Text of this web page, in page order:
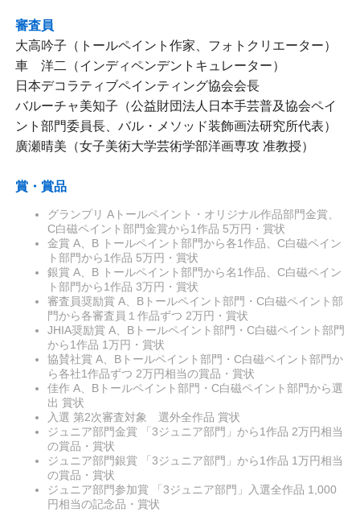
審査員
大高吟子（トールペイント作家、フォトクリエーター）
車 洋二（インディペンデントキュレーター）
日本デコラティブペインティング協会会長
バルーチャ美知子（公益財団法人日本手芸普及協会ペイ
ント部門委員長、バル・メソッド装飾画法研究所代表）
廣瀬晴美（女子美術大学芸術学部洋画専攻 准教授）
賞・賞品
グランプリ Aトールペイント・オリジナル作品部門金賞、
C白磁ペイント部門金賞から1作品 5万円・賞状
金賞 A、B トールペイント部門から各1作品、C白磁ペイン
ト部門から1作品 5万円・賞状
銀賞 A、B トールペイント部門から名1作品、C白磁ペイン
ト部門から1作品 3万円・賞状
審査員奨励賞 A、Bトールペイント部門・C白磁ペイント部
門から各審査員１作品ずつ 2万円・賞状
JHIA奨励賞 A、Bトールペイント部門・C白磁ペイント部門
から1作品 1万円・賞状
協賛社賞 A、Bトールペイント部門・C白磁ペイント部門か
ら各社1作品ずつ 2万円相当の賞品・賞状
佳作 A、Bトールペイント部門・C白磁ペイント部門から選
出 賞状
入選 第2次審査対象 選外全作品 賞状
ジュニア部門金賞 「3ジュニア部門」から1作品 2万円相当
の賞品・賞状
ジュニア部門銀賞 「3ジュニア部門」から1作品 1万円相当
の賞品・賞状
ジュニア部門参加賞 「3ジュニア部門」入選全作品 1,000
円相当の記念品・賞状